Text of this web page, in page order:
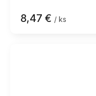
8,47 € / ks